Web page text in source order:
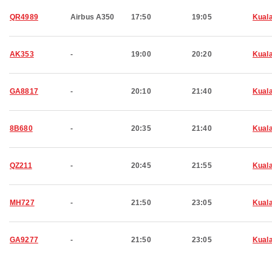
QR4989 Airbus A350 17:50 19:05
AK353 - 19:00 20:20
GA8817 - 20:10 21:40
8B680 - 20:35 21:40
QZ211 - 20:45 21:55
MH727 - 21:50 23:05
GA9277 - 21:50 23:05